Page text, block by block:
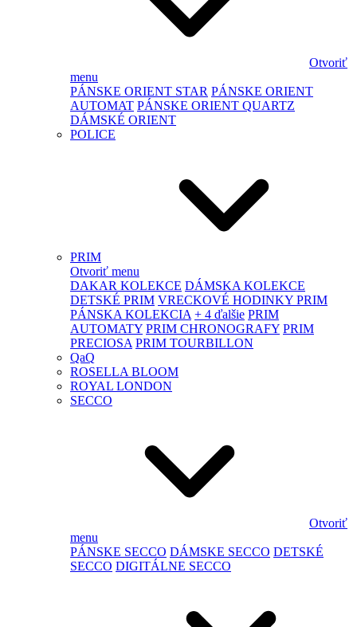
Otvoriť
menu
PÁNSKE ORIENT STAR PÁNSKE ORIENT
AUTOMAT PÁNSKE ORIENT QUARTZ
DÁMSKÉ ORIENT
POLICE
PRIM
Otvoriť menu
DAKAR KOLEKCE DÁMSKA KOLEKCE
DETSKÉ PRIM VRECKOVÉ HODINKY PRIM
PÁNSKA KOLEKCIA + 4 ďalšie PRIM
AUTOMATY PRIM CHRONOGRAFY PRIM
PRECIOSA PRIM TOURBILLON
QaQ
ROSELLA BLOOM
ROYAL LONDON
SECCO
Otvoriť
menu
PÁNSKE SECCO DÁMSKE SECCO DETSKÉ
SECCO DIGITÁLNE SECCO